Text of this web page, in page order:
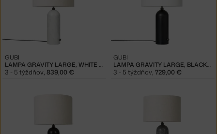
LAMPA GRAVITY LARGE, WHITE MARBLE
GUBI
3 - 5 týždňov, 839,00 €
LAMPA GRAVITY LARGE, BLACKENED STEEL
GUBI
3 - 5 týždňov, 729,00 €